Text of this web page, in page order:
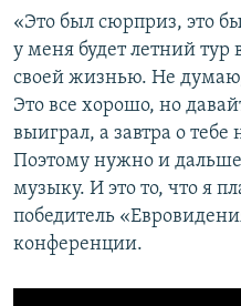
«Это был сюрприз, это
у меня будет летний тур
своей жизнью. Не
Это все хорошо, но
выиграл, а завтра о
Поэтому нужно и
музыку. И это то, что я
победитель
конференции.